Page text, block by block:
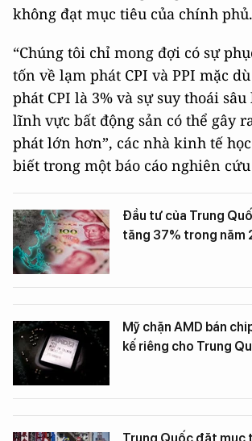
không đạt mục tiêu của chính phủ.
“Chúng tôi chỉ mong đợi có sự
tốn về lạm phát CPI và PPI mặc
phát CPI là 3% và sự suy thoái
lĩnh vực bất động sản có thể gây
phát lớn hơn”, các nhà kinh tế
biết trong một báo cáo nghiên
Đầu tư của Trung
tăng 37% trong năm
Mỹ chặn AMD bán
kế riêng cho Trung